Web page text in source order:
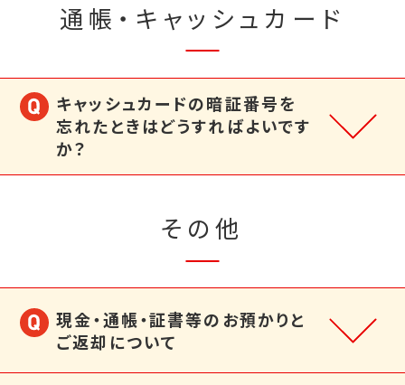
通帳・キャッシュカード
キャッシュカードの暗証番号を
忘れたときはどうすればよいです
か？
その他
現金・通帳・証書等のお預かりと
ご返却について